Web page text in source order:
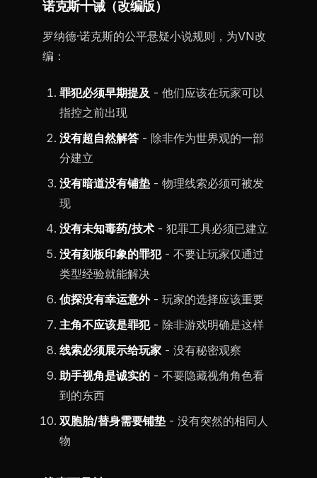
诺克斯十诫（改编版）
罗纳德·诺克斯的公平悬疑小说规则，为VN改
编：
罪犯必须早期提及 - 他们应该在玩家可以
指控之前出现
没有超自然解答 - 除非作为世界观的一部
分建立
没有暗道没有铺垫 - 物理线索必须可被发
现
没有未知毒药/技术 - 犯罪工具必须已建立
没有刻板印象的罪犯- 不要让玩家仅通过
类型经验就能解决
侦探没有幸运意外- 玩家的选择应该重要
主角不应该是罪犯- 除非游戏明确是这样
线索必须展示给玩家 - 没有秘密观察
助手视角是诚实的 - 不要隐藏视角角色看
到的东西
双胞胎/替身需要铺垫 - 没有突然的相同人
物